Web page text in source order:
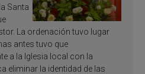
Santa
La ordenación tuvo lugar
antes tuvo que
a la Iglesia local con la
eliminar la identidad de las